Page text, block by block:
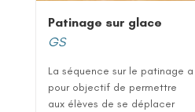
Patinage sur glace
GS
La séquence sur le patinage a
pour objectif de permettre
aux élèves de se déplacer